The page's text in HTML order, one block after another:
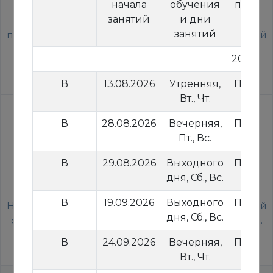
Учебные МТС оборудованы в соответствии с
требованиями СТБ 1567-2005 и нормативных
правовых актов, касающихся подготовки водителей
транспортных средств.
УВЕРЕННОЕ ВОЖДЕНИЕ
На практические занятия отведено 49 часов. Общий
срок подготовки водителей не менее 3-х месяцев.
начала
занятий
обучения
и дни
занятий
2026
В 13.08.2026
Утренняя,
Вт., Чт.
В 28.08.2026
Вечерняя,
Пт., Вс.
В 29.08.2026
Выходного
дня, Сб., Вс.
В 19.09.2026
Выходного
дня, Сб., Вс.
В 24.09.2026
Вечерняя,
Вт., Чт.